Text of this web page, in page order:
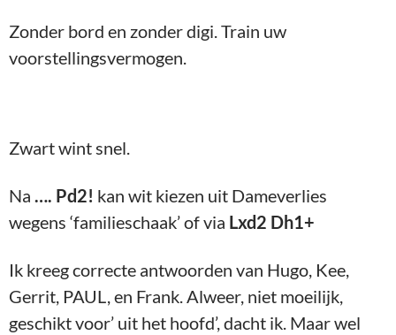
Zonder bord en zonder digi. Train uw
voorstellingsvermogen.
Zwart wint snel.
Na …. Pd2! kan wit kiezen uit Dameverlies
wegens ‘familieschaak’ of via Lxd2 Dh1+
Ik kreeg correcte antwoorden van Hugo, Kee,
Gerrit, PAUL, en Frank. Alweer, niet moeilijk,
geschikt voor’ uit het hoofd’, dacht ik. Maar wel